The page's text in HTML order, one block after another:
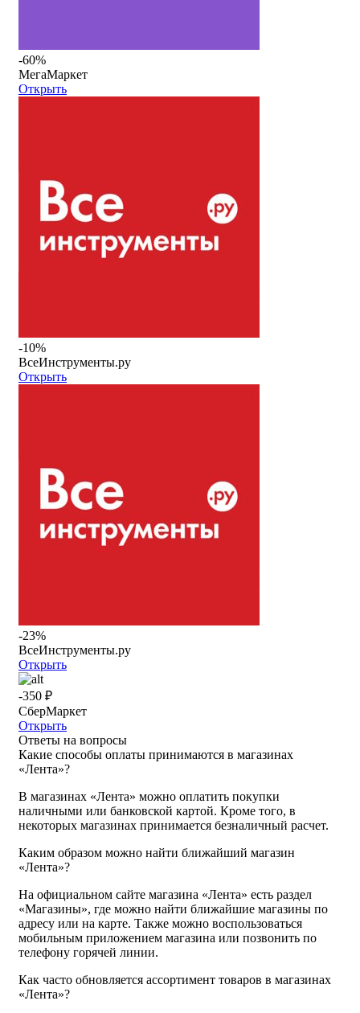
-60%
МегаМаркет
Открыть
-10%
ВсеИнструменты.ру
Открыть
-23%
ВсеИнструменты.ру
Открыть
-350 ₽
СберМаркет
Открыть
Ответы на вопросы
Какие способы оплаты принимаются в магазинах
«Лента»?
В магазинах «Лента» можно оплатить покупки
наличными или банковской картой. Кроме того, в
некоторых магазинах принимается безналичный расчет.
Каким образом можно найти ближайший магазин
«Лента»?
На официальном сайте магазина «Лента» есть раздел
«Магазины», где можно найти ближайшие магазины по
адресу или на карте. Также можно воспользоваться
мобильным приложением магазина или позвонить по
телефону горячей линии.
Как часто обновляется ассортимент товаров в магазинах
«Лента»?